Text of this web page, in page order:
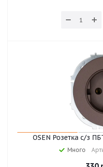
OSEN Розетка с/з
Много